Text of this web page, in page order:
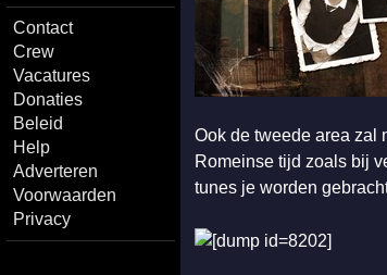
Contact
Crew
Vacatures
Donaties
Beleid
Help
Adverteren
Voorwaarden
Privacy
Ook de tweede area zal
Romeinse tijd zoals bij
tunes je worden